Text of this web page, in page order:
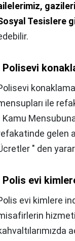
Tesislere
Polisevi
ile
Kamu
gelen
" den
Polis evi
evi kimlere